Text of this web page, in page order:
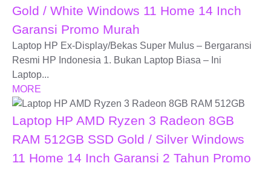
Gold / White Windows 11 Home 14 Inch
Garansi Promo Murah
Laptop HP Ex-Display/Bekas Super Mulus – Bergaransi
Resmi HP Indonesia 1. Bukan Laptop Biasa – Ini
Laptop...
MORE
Laptop HP AMD Ryzen 3 Radeon 8GB
RAM 512GB SSD Gold / Silver Windows
11 Home 14 Inch Garansi 2 Tahun Promo